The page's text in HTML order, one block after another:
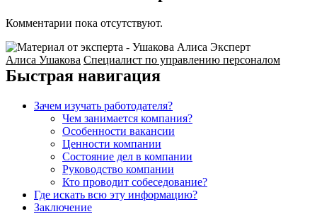
Комментарии пока отсутствуют.
Эксперт
Алиса Ушакова Специалист по управлению персоналом
Быстрая навигация
Зачем изучать работодателя?
Чем занимается компания?
Особенности вакансии
Ценности компании
Состояние дел в компании
Руководство компании
Кто проводит собеседование?
Где искать всю эту информацию?
Заключение